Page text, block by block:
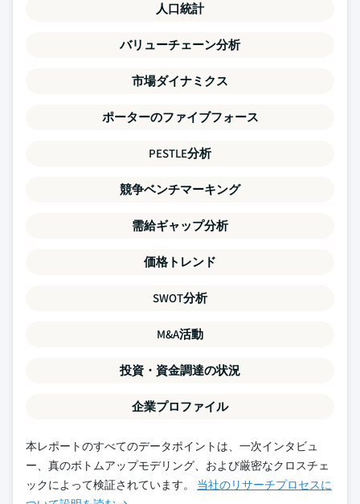
人口統計
バリューチェーン分析
市場ダイナミクス
ポーターのファイブフォース
PESTLE分析
競争ベンチマーキング
需給ギャップ分析
価格トレンド
SWOT分析
M&A活動
投資・資金調達の状況
企業プロファイル
本レポートのすべてのデータポイントは、一次インタビュ
ー、真のボトムアップモデリング、および厳密なクロスチェ
ックによって検証されています。 当社のリサーチプロセスに